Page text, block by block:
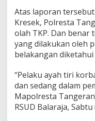
D
i
t
a
n
g
a
p
P
o
Atas laporan
Kresek, Polresta
olah TKP. Dan benar
yang dilakukan oleh
belakangan
“Pelaku ayah tiri
dan sedang dalam
Mapolresta
RSUD Balaraja,